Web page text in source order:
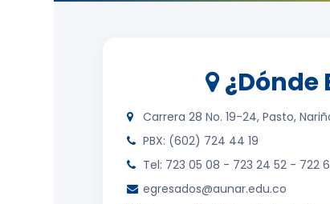
¿Dónde
Carrera 28 No. 19-24, Pasto,
PBX: (602) 724 44 19
Tel: 723 05 08 - 723 24 52 - 722
egresados@aunar.edu.co